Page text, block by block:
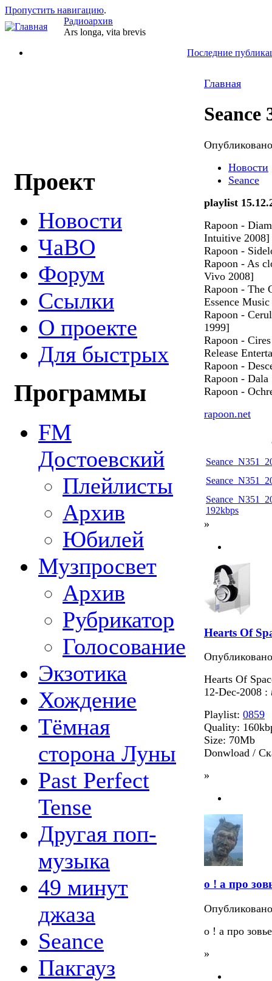
Пропустить навигацию.
Радиоархив
Ars longa, vita brevis
Последние
Проект
Новости
ЧаВО
Форум
Ссылки
О проекте
Для быстрых
Программы
FM
Достоевский
Плейлисты
Архив
Юбилей
Музпросвет
Архив
Рубрикатор
Голосование
Экзотика
Хождение
Тёмная
сторона Луны
Past Perfect
Tense
Другая поп-
музыка
49 минут
джаза
Seance
Пакгауз
Главная
Seance
Новости
Seance
playlist
Rapoon -
Intuitive 2008]
Rapoon -
Rapoon - As
Vivo 2008]
Rapoon - The
Essence
Rapoon -
1999]
Rapoon -
Release
Rapoon -
Rapoon -
Rapoon -
rapoon.net
192kbps
»
Hearts Of
Hearts Of
12-Dec-2008 :
Playlist: 0859
Quality:
Size: 70Mb
Donwload /
»
о ! а про
о ! а про
»